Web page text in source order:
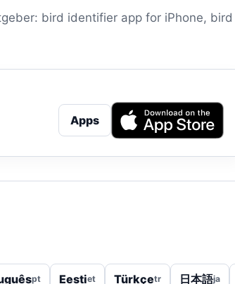
bird identifier app for iPhone, bird
Apps
pt Eestiet Türkçetr 日本語ja